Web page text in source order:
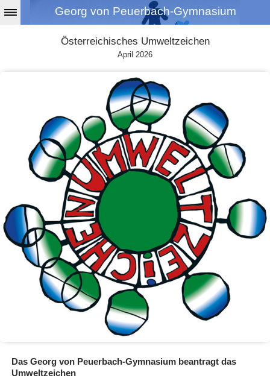
Georg von Peuerbach-Gymnasium
Österreichisches Umweltzeichen
April 2026
Das Georg von Peuerbach-Gymnasium beantragt das
Umweltzeichen